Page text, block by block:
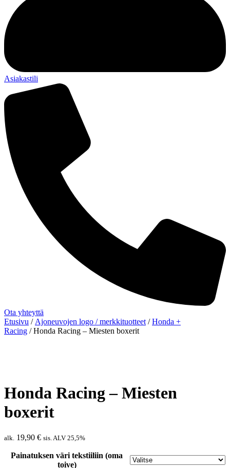
Asiakastili
Ota yhteyttä
Etusivu / Ajoneuvojen logo / merkkituotteet /Honda +
Racing / Honda Racing – Miesten boxerit
Honda Racing – Miesten
boxerit
alk. 19,90 € sis. ALV 25,5%
Painatuksen väri tekstiiliin (oma
toive)